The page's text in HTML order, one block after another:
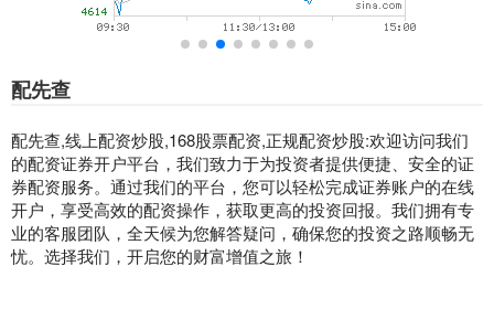
配先查
配先查,线上配资炒股,168股票配资,正规配资炒股:欢迎访问我们
的配资证券开户平台，我们致力于为投资者提供便捷、安全的证
券配资服务。通过我们的平台，您可以轻松完成证券账户的在线
开户，享受高效的配资操作，获取更高的投资回报。我们拥有专
业的客服团队，全天候为您解答疑问，确保您的投资之路顺畅无
忧。选择我们，开启您的财富增值之旅！